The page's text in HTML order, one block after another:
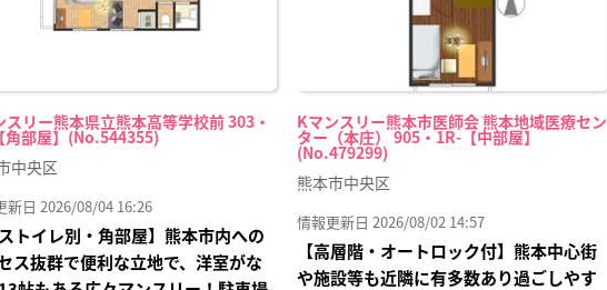
スリー熊本県立熊本高等学校前 303・
角部屋】(No.544355)
中央区
新日 2026/08/04 16:26
ストイレ別・角部屋】熊本市内への
ス抜群で便利な立地で、洋室がな
Kマンスリー熊本市医師会 熊本地域医療セン
ター（本庄） 905・1R-【中部屋】
(No.479299)
熊本市中央区
情報更新日 2026/08/02 14:57
【高層階・オートロック付】熊本中心街
や施設等も近隣に有多数あり過ごしやす